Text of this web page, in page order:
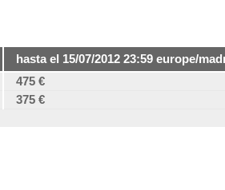
hasta el 15/07/2012 23:59 europe/
475 €
375 €